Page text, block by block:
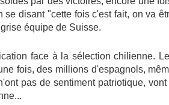
disant "cette fois c'est fait, on va
équipe de Suisse.
face à la sélection chilienne.
fois, des millions d'espagnols,
pas de sentiment patriotique,